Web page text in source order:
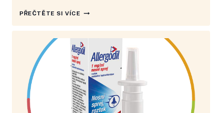
PŘEČTĚTE SI VÍCE AKCE
2026
NEBO
VYPRODÁNÍ
ZÁSOB